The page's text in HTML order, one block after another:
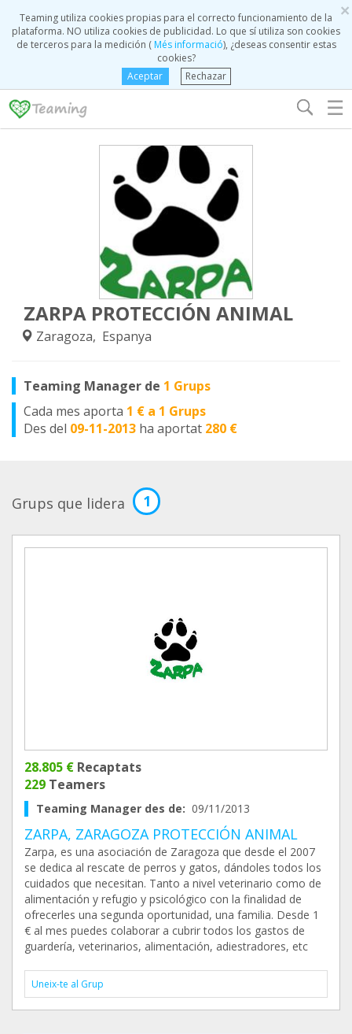
×
Teaming utiliza cookies propias para el correcto funcionamiento de la
plataforma. NO utiliza cookies de publicidad. Lo que sí utiliza son cookies
de terceros para la medición (Més informació), ¿deseas consentir estas
cookies?
Aceptar
Rechazar
☰
ZARPA PROTECCIÓN ANIMAL
Zaragoza, Espanya
Teaming Manager de 1 Grups
Cada mes aporta 1 € a 1 Grups
Des del 09-11-2013 ha aportat 280 €
Grups que lidera 1
28.805 € Recaptats
229 Teamers
Teaming Manager des de: 09/11/2013
ZARPA, ZARAGOZA PROTECCIÓN ANIMAL
Zarpa, es una asociación de Zaragoza que desde el 2007
se dedica al rescate de perros y gatos, dándoles todos los
cuidados que necesitan. Tanto a nivel veterinario como de
alimentación y refugio y psicológico con la finalidad de
ofrecerles una segunda oportunidad, una familia. Desde 1
€ al mes puedes colaborar a cubrir todos los gastos de
guardería, veterinarios, alimentación, adiestradores, etc
Uneix-te al Grup